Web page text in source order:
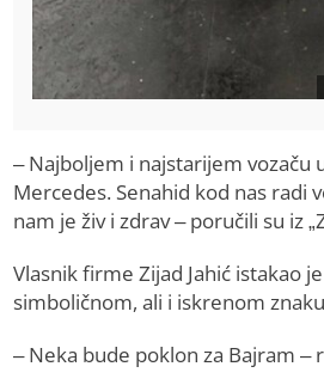
– Najboljem i najstarijem vozaču
Mercedes. Senahid kod nas radi
nam je živ i zdrav – poručili su iz
Vlasnik firme Zijad Jahić istakao
simboličnom, ali i iskrenom
– Neka bude poklon za Bajram –